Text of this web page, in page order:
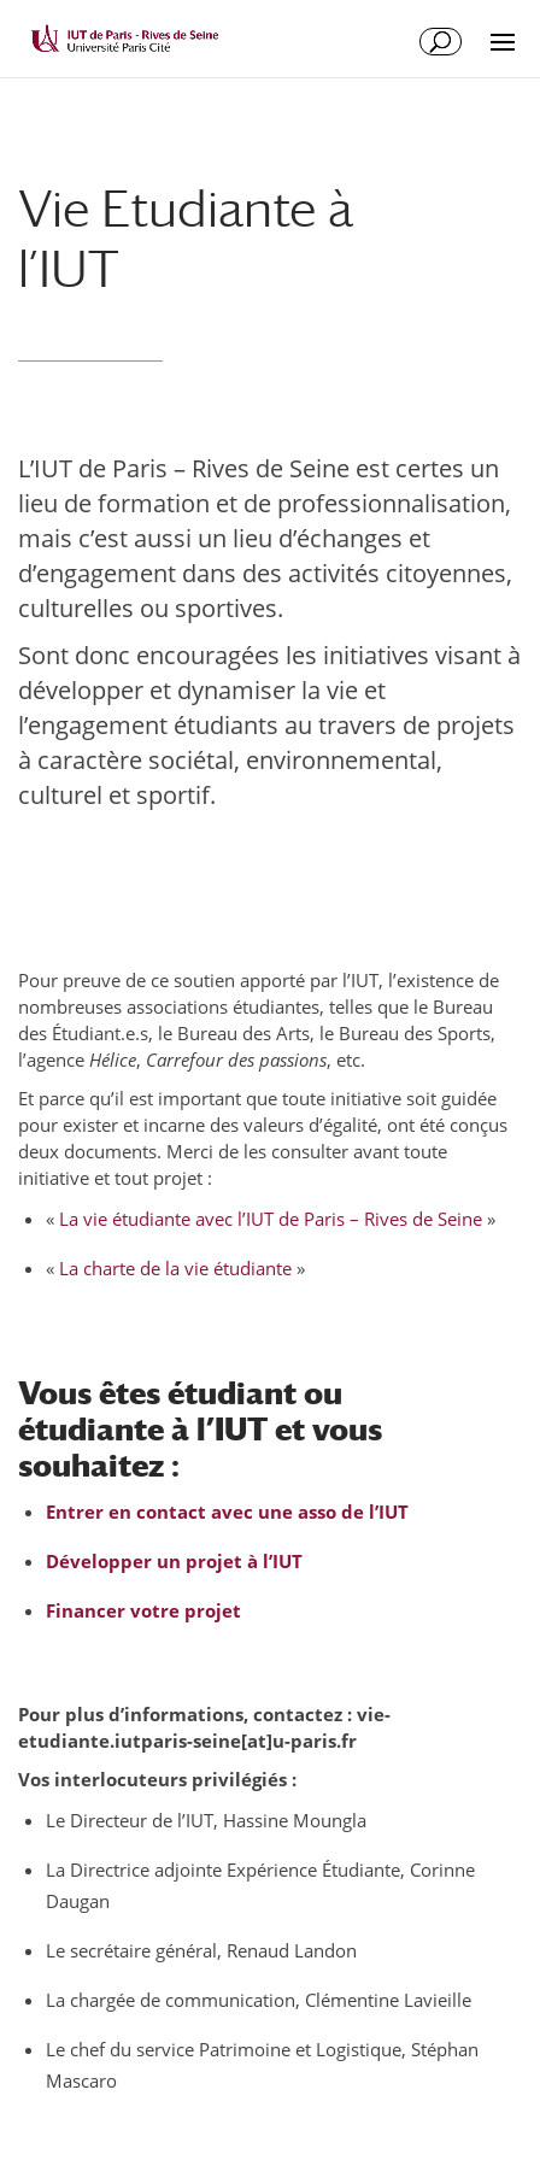
Vie Etudiante à
l’IUT
L’IUT de Paris – Rives de Seine est certes un
lieu de formation et de professionnalisation,
mais c’est aussi un lieu d’échanges et
d’engagement dans des activités citoyennes,
culturelles ou sportives.
Sont donc encouragées les initiatives visant à
développer et dynamiser la vie et
l’engagement étudiants au travers de projets
à caractère sociétal, environnemental,
culturel et sportif.
Pour preuve de ce soutien apporté par l’IUT, l’existence de
nombreuses associations étudiantes, telles que le Bureau
des Étudiant.e.s, le Bureau des Arts, le Bureau des Sports,
l’agence Hélice, Carrefour des passions, etc.
Et parce qu’il est important que toute initiative soit guidée
pour exister et incarne des valeurs d’égalité, ont été conçus
deux documents. Merci de les consulter avant toute
initiative et tout projet :
« La vie étudiante avec l’IUT de Paris – Rives de Seine »
« La charte de la vie étudiante »
Vous êtes étudiant ou
étudiante à l’IUT et vous
souhaitez :
Entrer en contact avec une asso de l’IUT
Développer un projet à l’IUT
Financer votre projet
Pour plus d’informations, contactez : vie-
etudiante.iutparis-seine[at]u-paris.fr
Vos interlocuteurs privilégiés :
Le Directeur de l’IUT, Hassine Moungla
La Directrice adjointe Expérience Étudiante, Corinne
Daugan
Le secrétaire général, Renaud Landon
La chargée de communication, Clémentine Lavieille
Le chef du service Patrimoine et Logistique, Stéphan
Mascaro